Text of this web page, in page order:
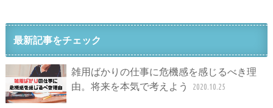
最新記事をチェック
雑用ばかりの仕事に危機感を感じるべき理
由。将来を本気で考えよう
2020.10.25